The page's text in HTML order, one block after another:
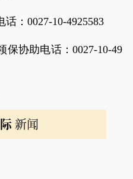
：0027-10-4925583
保协助电话：0027-10-49
新闻